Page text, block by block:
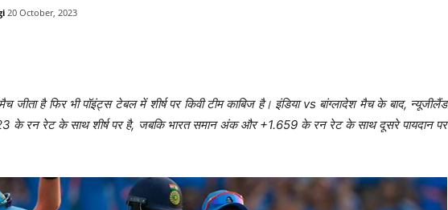
20 October, 2023
जीता है फिर भी पॉइंट्स टेबल में शीर्ष पर किवी टीम काबिज है। इंडिया vs बांग्लादेश मैच के बाद, न्यूजीलैंड
के रन रेट के साथ शीर्ष पर है, जबकि भारत समान अंक और +1.659 के रन रेट के साथ दूसरे पायदान पर